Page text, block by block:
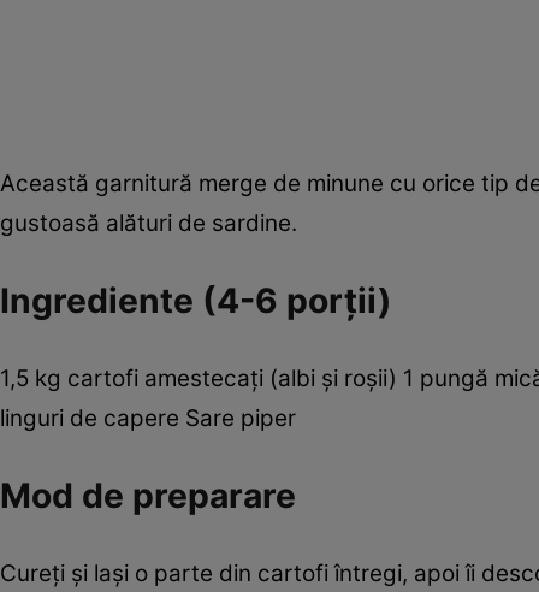
Această garnitură merge de minune cu orice tip
gustoasă alături de sardine.
Ingrediente (4-6 porţii)
1,5 kg cartofi amestecaţi (albi şi roşii) 1 pungă
linguri de capere Sare piper
Mod de preparare
Cureţi şi laşi o parte din cartofi întregi, apoi îi